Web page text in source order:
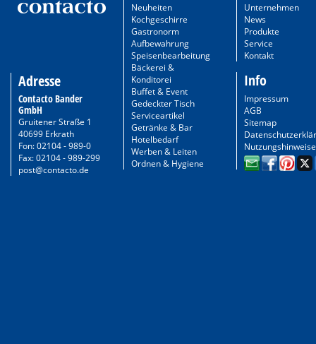
Adresse
Contacto Bander
GmbH
Gruitener Straße 1
40699 Erkrath
Fon: 02104 - 989-0
Fax: 02104 - 989-299
post@contacto.de
Neuheiten
Kochgeschirre
Gastronorm
Aufbewahrung
Speisenbearbeitung
Bäckerei &
Konditorei
Buffet & Event
Gedeckter Tisch
Serviceartikel
Getränke & Bar
Hotelbedarf
Werben & Leiten
Ordnen & Hygiene
Unternehmen
News
Produkte
Service
Kontakt
Info
Impressum
AGB
Sitemap
Nutzungshinweise